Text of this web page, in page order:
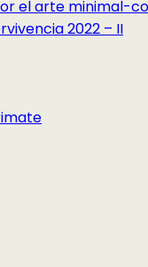
el arte minimal-
2022 – II